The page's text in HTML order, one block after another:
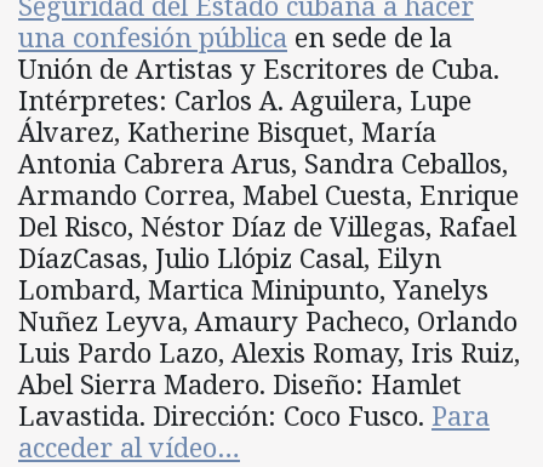
una confesión pública en sede de la
Unión de Artistas y Escritores de Cuba.
Intérpretes: Carlos A. Aguilera, Lupe
Álvarez, Katherine Bisquet, María
Antonia Cabrera Arus, Sandra Ceballos,
Armando Correa, Mabel Cuesta, Enrique
Del Risco, Néstor Díaz de Villegas, Rafael
DíazCasas, Julio Llópiz Casal, Eilyn
Lombard, Martica Minipunto, Yanelys
Nuñez Leyva, Amaury Pacheco, Orlando
Luis Pardo Lazo, Alexis Romay, Iris Ruiz,
Abel Sierra Madero. Diseño: Hamlet
Lavastida. Dirección: Coco Fusco. Para
acceder al vídeo…